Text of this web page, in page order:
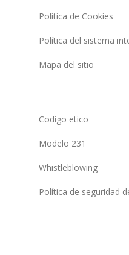
Política de Cookies
Política del sistema
Mapa del sitio
Codigo etico
Modelo 231
Whistleblowing
Política de seguridad